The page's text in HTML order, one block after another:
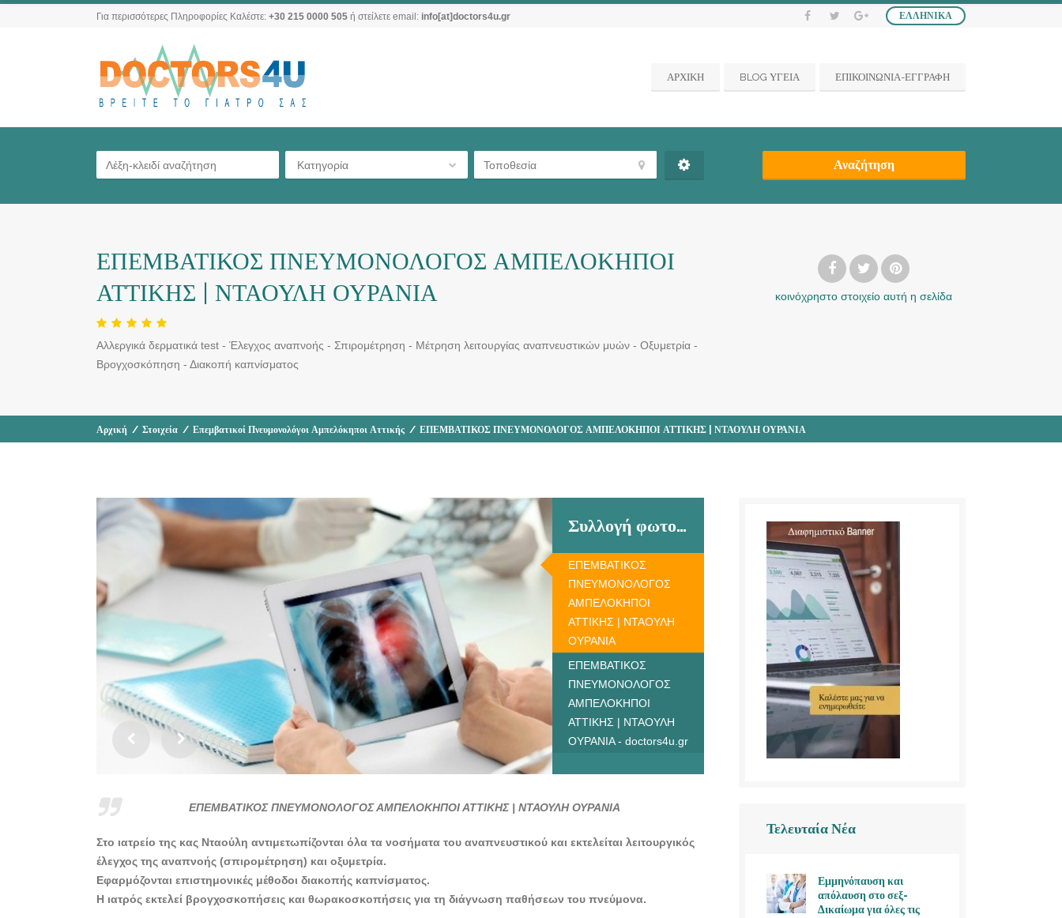
ΕΛΛΗΝΙΚΆ
Για περισσότερες Πληροφορίες Καλέστε: +30 215 0000 505 ή στείλετε email: info[at]doctors4u.gr
ΑΡΧΙΚΗ BLOG ΥΓΕΙΑ ΕΠΙΚΟΙΝΩΝΙΑ-ΕΓΓΡΑΦΗ
Κατηγορία Αναζήτηση
ΕΠΕΜΒΑΤΙΚΟΣ ΠΝΕΥΜΟΝΟΛΟΓΟΣ ΑΜΠΕΛΟΚΗΠΟΙ
ΑΤΤΙΚΗΣ | ΝΤΑΟΥΛΗ ΟΥΡΑΝΙΑ
Αλλεργικά δερματικά test - Έλεγχος αναπνοής - Σπιρομέτρηση - Μέτρηση λειτουργίας αναπνευστικών μυών - Οξυμετρία -
Βρογχοσκόπηση - Διακοπή καπνίσματος
κοινόχρηστο στοιχείο αυτή η σελίδα
Αρχική / Στοιχεία / Επεμβατικοί Πνευμονολόγοι Αμπελόκηποι Αττικής / ΕΠΕΜΒΑΤΙΚΟΣ ΠΝΕΥΜΟΝΟΛΟΓΟΣ ΑΜΠΕΛΟΚΗΠΟΙ ΑΤΤΙΚΗΣ | ΝΤΑΟΥΛΗ ΟΥΡΑΝΙΑ
Συλλογή φωτογραφιών
ΕΠΕΜΒΑΤΙΚΟΣ
ΠΝΕΥΜΟΝΟΛΟΓΟΣ
ΑΜΠΕΛΟΚΗΠΟΙ
ΑΤΤΙΚΗΣ | ΝΤΑΟΥΛΗ
ΟΥΡΑΝΙΑ
ΕΠΕΜΒΑΤΙΚΟΣ
ΠΝΕΥΜΟΝΟΛΟΓΟΣ
ΑΜΠΕΛΟΚΗΠΟΙ
ΑΤΤΙΚΗΣ | ΝΤΑΟΥΛΗ
ΟΥΡΑΝΙΑ - doctors4u.gr
ΕΠΕΜΒΑΤΙΚΟΣ ΠΝΕΥΜΟΝΟΛΟΓΟΣ ΑΜΠΕΛΟΚΗΠΟΙ ΑΤΤΙΚΗΣ | ΝΤΑΟΥΛΗ ΟΥΡΑΝΙΑ
Στο ιατρείο της κας Νταούλη αντιμετωπίζονται όλα τα νοσήματα του αναπνευστικού και εκτελείται λειτουργικός
έλεγχος της αναπνοής (σπιρομέτρηση) και οξυμετρία.
Εφαρμόζονται επιστημονικές μέθοδοι διακοπής καπνίσματος.
Η ιατρός εκτελεί βρογχοσκοπήσεις και θωρακοσκοπήσεις για τη διάγνωση παθήσεων του πνεύμονα.
Τελευταία Νέα
Εμμηνόπαυση και
απόλαυση στο σεξ-
Δικαίωμα για όλες τις